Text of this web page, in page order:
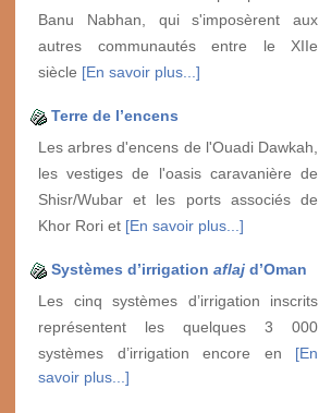
Banu Nabhan, qui s'imposèrent aux
autres communautés entre le XIIe
siècle [En savoir plus...]
Terre de l’encens
Les arbres d'encens de l'Ouadi Dawkah,
les vestiges de l'oasis caravanière de
Shisr/Wubar et les ports associés de
Khor Rori et [En savoir plus...]
Systèmes d’irrigation aflaj d’Oman
Les cinq systèmes d’irrigation inscrits
représentent les quelques 3 000
systèmes d’irrigation encore en [En
savoir plus...]